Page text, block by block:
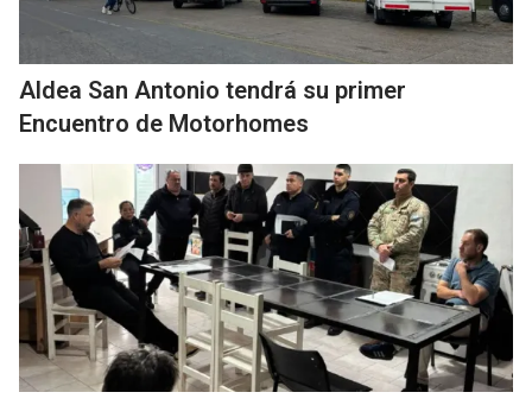
Aldea San Antonio tendrá su primer
Encuentro de Motorhomes